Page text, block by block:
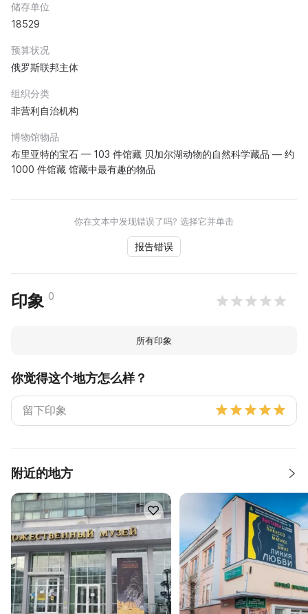
储存单位
18529
预算状况
俄罗斯联邦主体
组织分类
非营利自治机构
博物馆物品
布里亚特的宝石 — 103 件馆藏 贝加尔湖动物的自然科学藏品 — 约
1000 件馆藏 馆藏中最有趣的物品
你在文本中发现错误了吗? 选择它并单击
报告错误
印象 0
所有印象
你觉得这个地方怎么样？
附近的地方